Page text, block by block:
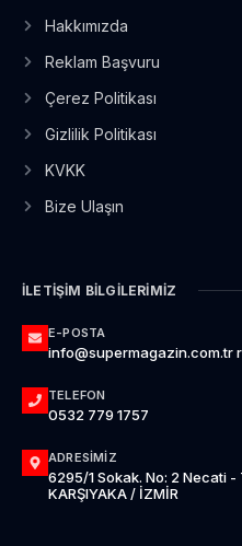
Hakkımızda
Reklam Başvuru
Çerez Politikası
Gizlilik Politikası
KVKK
Bize Ulaşın
İLETIŞIM BILGILERIMIZ
E-POSTA
info@supermagazin.com.tr
TELEFON
0532 779 1757
ADRESIMIZ
6295/1 Sokak. No: 2 Necati
KARŞIYAKA / İZMİR